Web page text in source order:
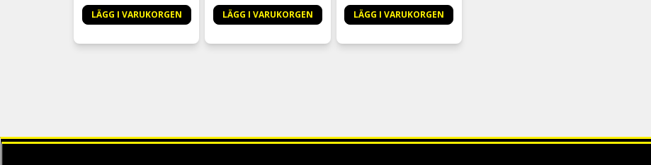
LÄGG I VARUKORGEN LÄGG I VARUKORGEN LÄGG I VARUKORGEN